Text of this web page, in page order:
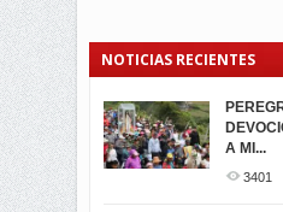
NOTICIAS RECIENTES
A MI...
3401
DE LA
3063
M...